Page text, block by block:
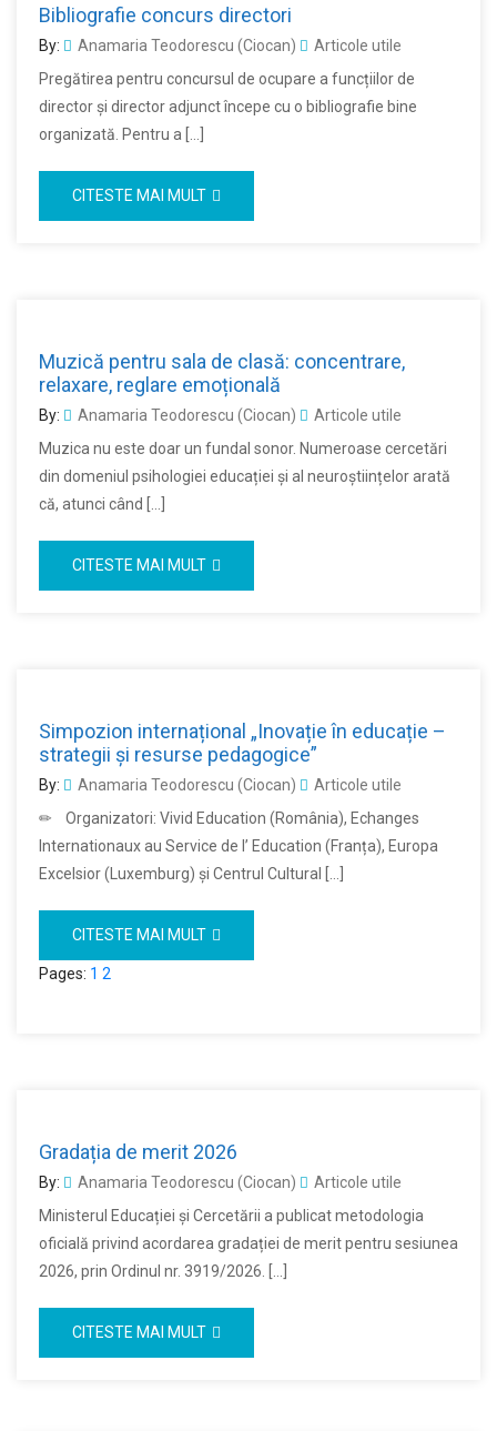
Bibliografie concurs directori
By: Anamaria Teodorescu (Ciocan)
Articole utile
Pregătirea pentru concursul de ocupare a funcțiilor de
director și director adjunct începe cu o bibliografie bine
organizată. Pentru a […]
CITESTE MAI MULT
Muzică pentru sala de clasă: concentrare,
relaxare, reglare emoțională
By: Anamaria Teodorescu (Ciocan)
Articole utile
Muzica nu este doar un fundal sonor. Numeroase cercetări
din domeniul psihologiei educației și al neuroștiințelor arată
că, atunci când […]
CITESTE MAI MULT
Simpozion internațional „Inovație în educație –
strategii și resurse pedagogice”
By: Anamaria Teodorescu (Ciocan)
Articole utile
✏ Organizatori: Vivid Education (România), Echanges
Internationaux au Service de l’ Education (Franța), Europa
Excelsior (Luxemburg) și Centrul Cultural […]
CITESTE MAI MULT
Pages: 1 2
Gradația de merit 2026
By: Anamaria Teodorescu (Ciocan)
Articole utile
Ministerul Educației și Cercetării a publicat metodologia
oficială privind acordarea gradației de merit pentru sesiunea
2026, prin Ordinul nr. 3919/2026. […]
CITESTE MAI MULT